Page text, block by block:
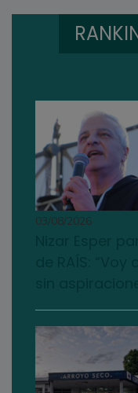
03/08/2026